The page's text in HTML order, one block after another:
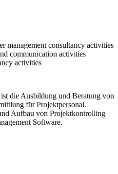
management consultancy activities
communication activities
activities
die Ausbildung und Beratung von
für Projektpersonal.
Aufbau von Projektkontrolling
Software.